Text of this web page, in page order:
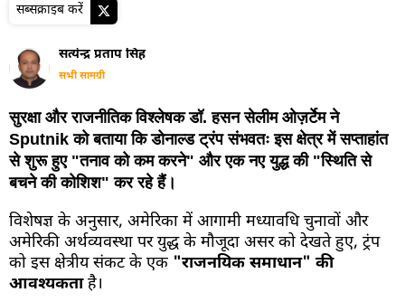
सब्सक्राइब करें
सत्येन्द्र प्रताप सिंह
सभी सामग्री
सुरक्षा और राजनीतिक विश्लेषक डॉ. हसन सेलीम ओज़र्टेम ने
Sputnik को बताया कि डोनाल्ड ट्रंप संभवतः इस क्षेत्र में सप्ताहांत
से शुरू हुए "तनाव को कम करने" और एक नए युद्ध की "स्थिति से
बचने की कोशिश" कर रहे हैं।
विशेषज्ञ के अनुसार, अमेरिका में आगामी मध्यावधि चुनावों और
अमेरिकी अर्थव्यवस्था पर युद्ध के मौजूदा असर को देखते हुए, ट्रंप
को इस क्षेत्रीय संकट के एक "राजनयिक समाधान" की
आवश्यकताहै।